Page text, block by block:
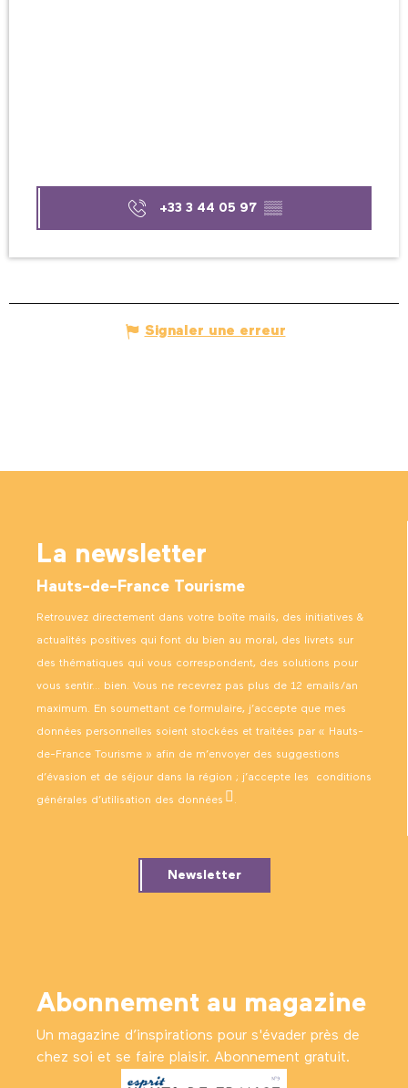
+33 3 44 05 97 ▒▒
Signaler une erreur
La newsletter
Hauts-de-France Tourisme
Retrouvez directement dans votre boîte mails, des initiatives &
actualités positives qui font du bien au moral, des livrets sur
des thématiques qui vous correspondent, des solutions pour
vous sentir… bien. Vous ne recevrez pas plus de 12 emails/an
maximum. En soumettant ce formulaire, j’accepte que mes
données personnelles soient stockées et traitées par « Hauts-
de-France Tourisme » afin de m’envoyer des suggestions
d’évasion et de séjour dans la région ; j’accepte les conditions
générales d’utilisation des données .
Newsletter
Abonnement au magazine
Un magazine d’inspirations pour s'évader près de
chez soi et se faire plaisir. Abonnement gratuit.